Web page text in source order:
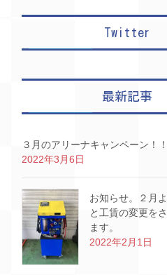
Twitter
最新記事
３月のアリーナキャンペーン！！
2022年3月6日
お知らせ。２月
と工賃の変更を
ます。
2022年2月1日